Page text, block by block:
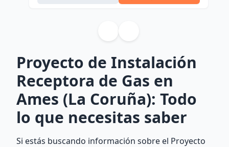
Proyecto de Instalación
Receptora de Gas en
Ames (La Coruña): Todo
lo que necesitas saber
Si estás buscando información sobre el Proyecto